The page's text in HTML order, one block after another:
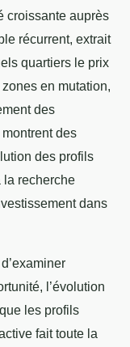
croissante auprès
récurrent, extrait
quartiers le prix
en mutation,
des
des
des profils
la recherche
dans
l’évolution
les profils
fait toute la